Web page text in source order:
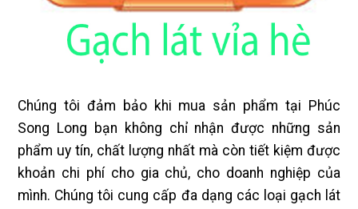
Chúng tôi đảm bảo khi mua sản phẩm tại Phúc
Song Long bạn không chỉ nhận được những sản
phẩm uy tín, chất lượng nhất mà còn tiết kiệm được
khoản chi phí cho gia chủ, cho doanh nghiệp của
mình. Chúng tôi cung cấp đa dạng các loại gạch lát